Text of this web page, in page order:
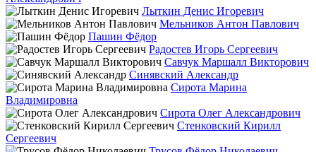
Лыткин Денис Игоревич
Мельников Антон Павлович
Пашин Фёдор
Радостев Игорь Сергеевич
Савчук Маршалл Викторович
Синявский Александр
Сирота Марина
Владимировна
Сирота Олег Александрович
Стенковский Кирилл
Сергеевич